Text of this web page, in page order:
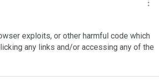
exploits, or other harmful code which
any links and/or accessing any of the